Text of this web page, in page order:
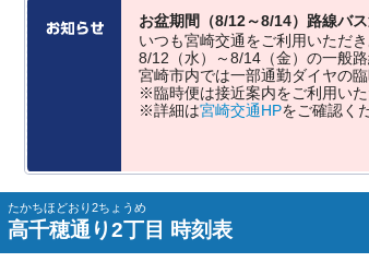
お盆期間（8/12～8/14）路線バ
いつも宮崎交通をご利用いただ
8/12（水）～8/14（金）の一般
宮崎市内では一部通勤ダイヤの臨
※臨時便は接近案内をご利用いた
※詳細は宮崎交通HPをご確認く
たかちほどおり2ちょうめ
高千穂通り2丁目 時刻表